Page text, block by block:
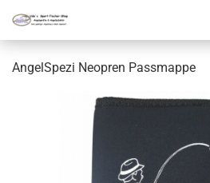
AngelSpezi Neopren Passmappe